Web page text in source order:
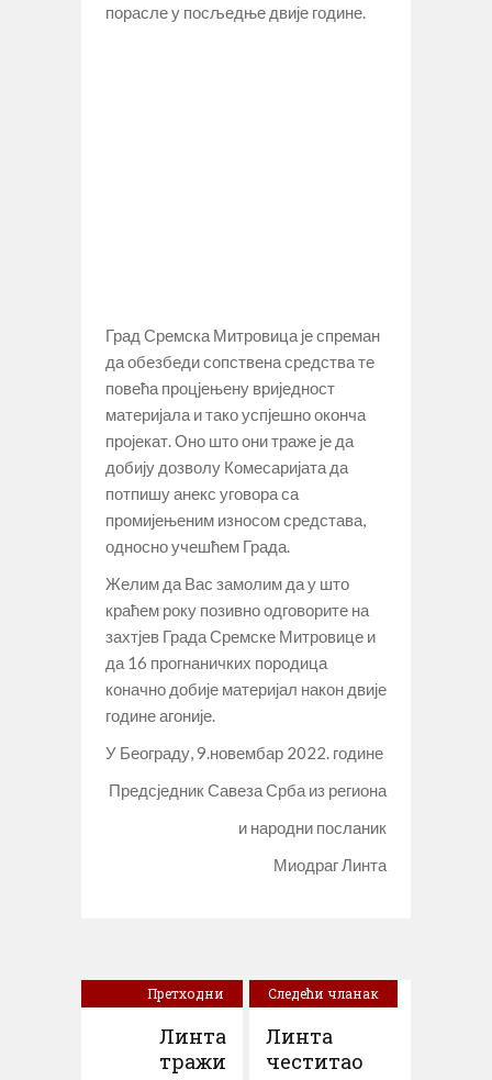
порасле у посљедње двије године.
Град Сремска Митровица је спреман
да обезбеди сопствена средства те
повећа процјењену вриједност
материјала и тако успјешно оконча
пројекат. Оно што они траже је да
добију дозволу Комесаријата да
потпишу анекс уговора са
промијењеним износом средстава,
односно учешћем Града.
Желим да Вас замолим да у што
краћем року позивно одговорите на
захтјев Града Сремске Митровице и
да 16 прогнаничких породица
коначно добије материјал након двије
године агоније.
У Београду, 9.новембар 2022. године
Предсједник Савеза Срба из региона
и народни посланик
Миодраг Линта
Претходни
Линта
тражи
Следећи чланак
Линта
честитао